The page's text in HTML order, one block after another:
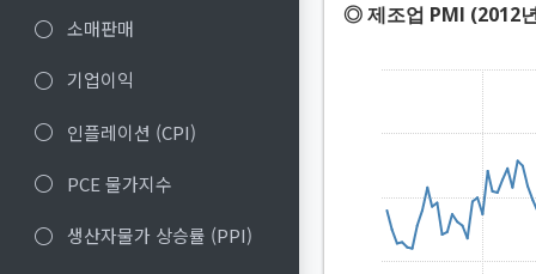
소매판매
기업이익
인플레이션 (CPI)
PCE 물가지수
생산자물가 상승률 (PPI)
◎ 제조업 PMI (2012